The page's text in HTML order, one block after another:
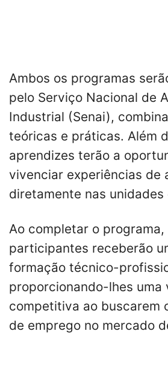
Ambos os programas
pelo Serviço Nacional de
Industrial (Senai),
teóricas e práticas. Além
aprendizes terão a
vivenciar experiências de
diretamente nas unidades
Ao completar o programa,
participantes receberão
formação técnico-
proporcionando-lhes uma
competitiva ao buscarem
de emprego no mercado